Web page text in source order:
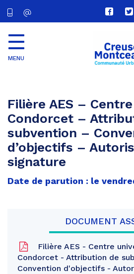
Lien
vers
compte
MENU
Filière AES –
Condorcet –
subvention –
d’objectifs –
signature
Date de parution : le
DOCUMENT
Filière AES - Centre
Condorcet - Attribution de
Convention d'objectifs -